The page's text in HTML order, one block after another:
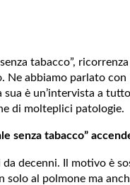
tabacco”,
Ne abbiamo parlato
sua è un’intervista a
di molteplici patologie.
senza tabacco”
decenni. Il motivo è
solo al polmone ma